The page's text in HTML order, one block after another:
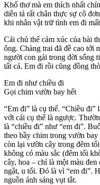
Khổ thơ mà em thích nhất
diễn tả rất chân thực sự cô
khi nhân vật trữ tình em đi
Cái chủ thể cảm xúc của bài
ông. Chàng trai đã đề cao tới
người con gái trong đời sống
tất cả. Em đi rồi cũng đồng
Em đi như chiều đi
Gọi chim vườn bay hết
“Em đi” là cụ thể. “Chiều
với cái cụ thể là ngược.
là “chiều đi” như “em đi”.
theo bầy chim trong vườn
còn lại vườn cây trong đêm
không có màu sắc (đêm tối
cây, hoa – chỉ là một màu
ngắt, u tối. Đó là vì “em đi”.
nguồn ánh sáng vụt tắt.